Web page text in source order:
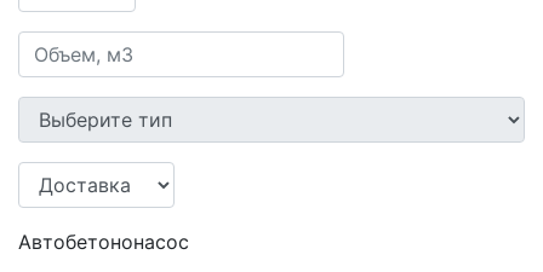
Автобетононасос